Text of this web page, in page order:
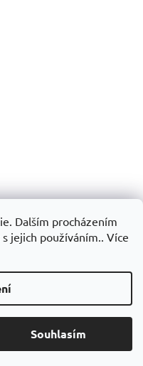
Dalším procházením
jejich používáním.. Více
Souhlasím
práva vyhrazena.Upravit